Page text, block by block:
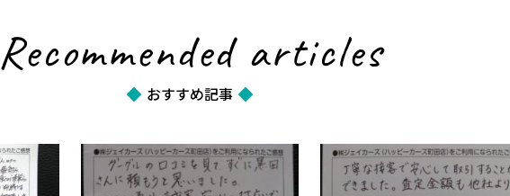
Recommended articles
おすすめ記事